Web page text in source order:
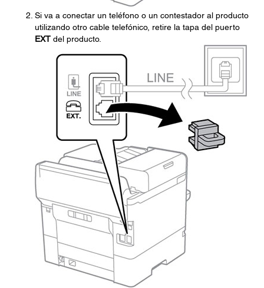
Si va a conectar un teléfono o un contestador al producto
utilizando otro cable telefónico, retire la tapa del puerto
EXT del producto.